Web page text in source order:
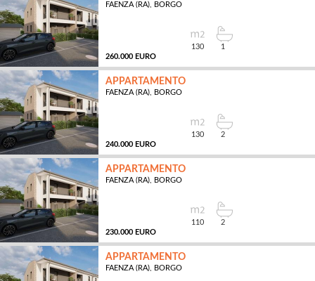
FAENZA (RA), BORGO
260.000 EURO
130 1
APPARTAMENTO
FAENZA (RA), BORGO
240.000 EURO
130 2
APPARTAMENTO
FAENZA (RA), BORGO
230.000 EURO
110 2
APPARTAMENTO
FAENZA (RA), BORGO